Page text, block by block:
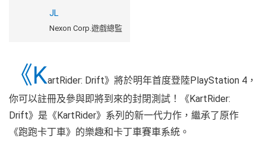
JL
Nexon Corp.遊戲總監
《KartRider: Drift》將於明年首度登陸PlayStation 4，
你可以註冊及參與即將到來的封閉測試！《KartRider:
Drift》是《KartRider》系列的新一代力作，繼承了原作
《跑跑卡丁車》的樂趣和卡丁車賽車系統。